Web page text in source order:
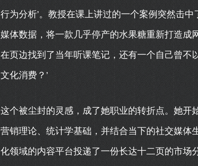
行为分析’。教授在课上讲过的一个案例突然击
媒体数据，将一款几乎停产的水果糖重新打造成
在页边找到了当年听课笔记，还有一个自己曾不
文化消费？’
这个被尘封的灵感，成了她职业的转折点。她开
营销理论、统计学基础，并结合当下的社交媒体
化领域的内容平台投递了一份长达十二页的市场